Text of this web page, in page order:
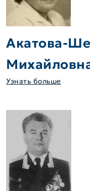
Акатова-
Узнать больше